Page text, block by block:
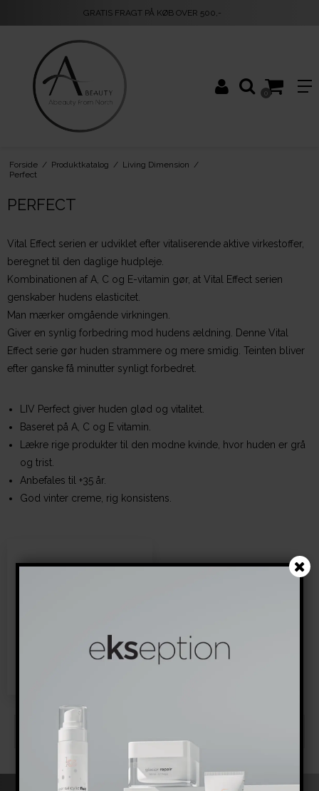
GRATIS FRAGT PÅ KØB OVER 500,-
0
Forside / Produktkatalog / Living Dimension /
Perfect
PERFECT
Vital Effect serien er udviklet efter vitaliserende aktive virkestoffer,
beregnet til den daglige hudpleje.
Kombinationen af A, C og E-vitamin gør, at Vital Effect serien
genskaber hudens elasticitet.
Man mærker omgående virkningen.
Giver en synlig forbedring mod hudens ældning. Denne Vital
Effect serie gør huden strammere og mere smidig. Teinten bliver
efter ganske få minutter synligt forbedret.
LIV Perfect giver huden glød og vitalitet.
Baseret på A, C og E vitamin.
Lækre rige produkter til den modne kvinde, hvor huden er grå
og trist.
Anbefales til +35 år.
God vinter creme, rig konsistens.
Salgs produkt